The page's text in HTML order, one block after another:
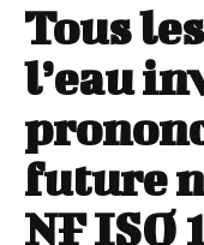
Tous
l’eau
future
NF ISO